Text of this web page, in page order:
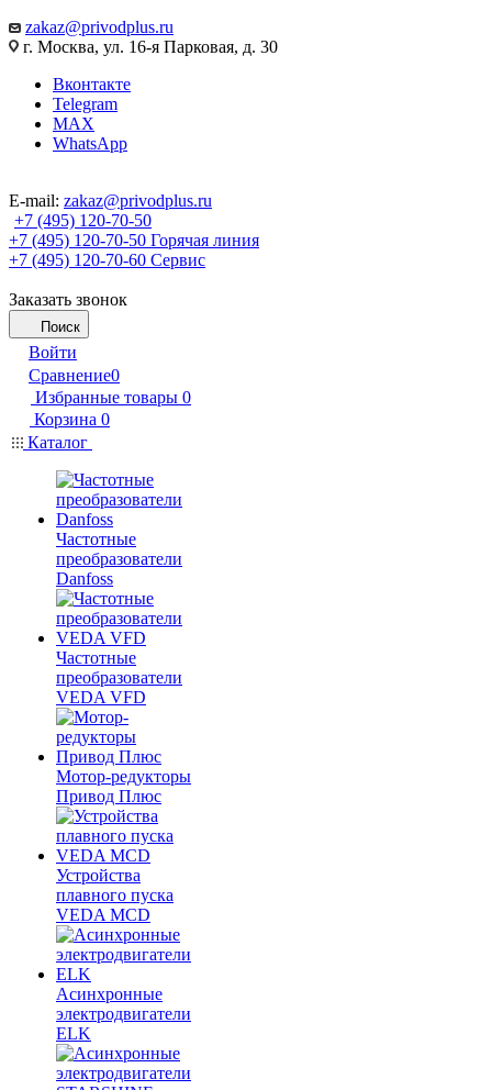
zakaz@privodplus.ru
г. Москва, ул. 16-я Парковая, д. 30
Вконтакте
Telegram
MAX
WhatsApp
E-mail: zakaz@privodplus.ru
+7 (495) 120-70-50
+7 (495) 120-70-50 Горячая линия
+7 (495) 120-70-60 Сервис
Заказать звонок
Поиск
Войти
Сравнение0
Избранные товары 0
Корзина 0
Каталог
Частотные
преобразователи
Danfoss
Частотные
преобразователи
VEDA VFD
Мотор-редукторы
Привод Плюс
Устройства
плавного пуска
VEDA MCD
Асинхронные
электродвигатели
ELK